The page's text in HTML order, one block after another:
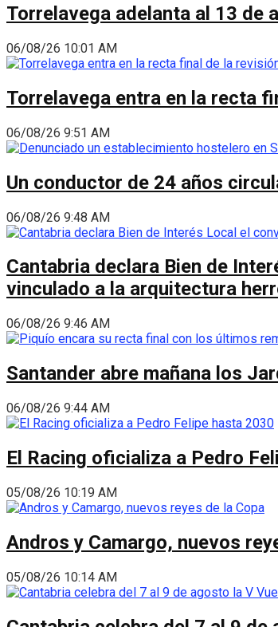
Torrelavega adelanta al 13 de
06/08/26 10:01 AM
Torrelavega entra en la recta
06/08/26 9:51 AM
Un conductor de 24 años
06/08/26 9:48 AM
Cantabria declara Bien de
vinculado a la arquitectura
06/08/26 9:46 AM
Santander abre mañana los
06/08/26 9:44 AM
El Racing oficializa a Pedro
05/08/26 10:19 AM
Andros y Camargo, nuevos
05/08/26 10:14 AM